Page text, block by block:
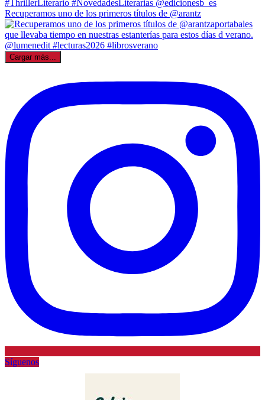
Recuperamos uno de los primeros títulos de @arantz
Cargar más...
Síguenos